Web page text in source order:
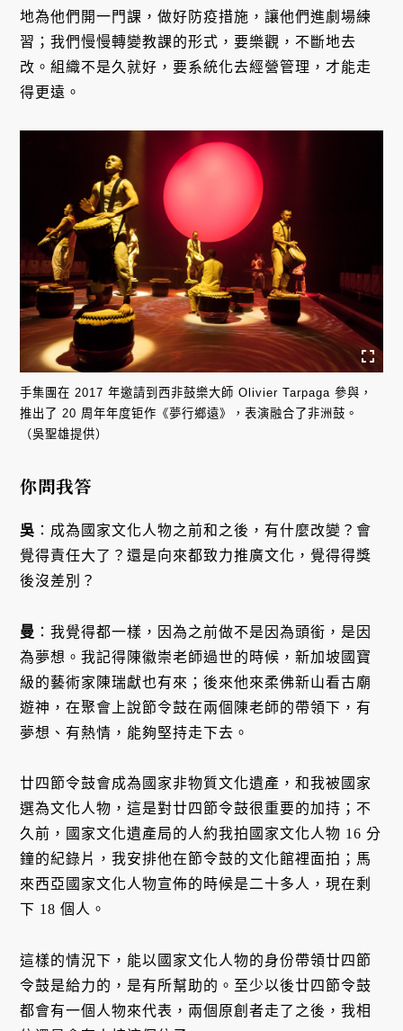
地為他們開一門課，做好防疫措施，讓他們進劇場練
習；我們慢慢轉變教課的形式，要樂觀，不斷地去
改。組織不是久就好，要系統化去經營管理，才能走
得更遠。
手集團在 2017 年邀請到西非鼓樂大師 Olivier Tarpaga 參與，
推出了 20 周年年度钜作《夢行鄉遠》，表演融合了非洲鼓。
（吳聖雄提供）
你問我答
吳 ：成為國家文化人物之前和之後，有什麼改變？會
覺得責任大了？還是向來都致力推廣文化，覺得得獎
後沒差別？
曼 ：我覺得都一樣，因為之前做不是因為頭銜，是因
為夢想。我記得陳徽崇老師過世的時候，新加坡國寶
級的藝術家陳瑞獻也有來；後來他來柔佛新山看古廟
遊神，在聚會上說節令鼓在兩個陳老師的帶領下，有
夢想、有熱情，能夠堅持走下去。
廿四節令鼓會成為國家非物質文化遺產，和我被國家
選為文化人物，這是對廿四節令鼓很重要的加持；不
久前，國家文化遺產局的人約我拍國家文化人物 16 分
鐘的紀錄片，我安排他在節令鼓的文化館裡面拍；馬
來西亞國家文化人物宣佈的時候是二十多人，現在剩
下 18 個人。
這樣的情況下，能以國家文化人物的身份帶領廿四節
令鼓是給力的，是有所幫助的。至少以後廿四節令鼓
都會有一個人物來代表，兩個原創者走了之後，我相